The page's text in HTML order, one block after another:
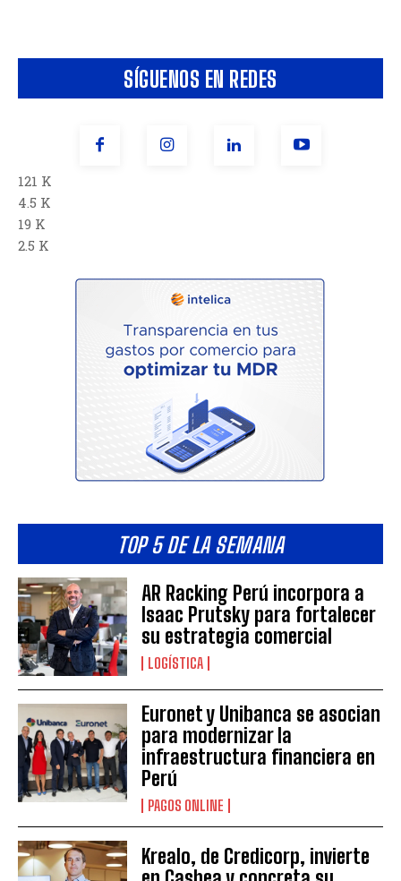
SÍGUENOS EN REDES
121 K
4.5 K
19 K
2.5 K
TOP 5 DE LA SEMANA
AR Racking Perú incorpora a
Isaac Prutsky para fortalecer
su estrategia comercial
LOGÍSTICA
Euronet y Unibanca se asocian
para modernizar la
infraestructura financiera en
Perú
PAGOS ONLINE
Krealo, de Credicorp, invierte